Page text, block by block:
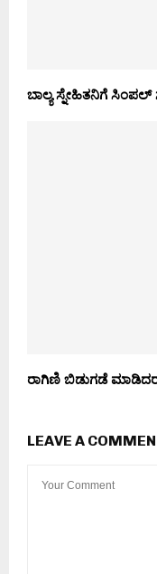
ಬಾಲ್ಯ ಸ್ನೇಹಿತನಿಗೆ ಸಿಂಪಲ್
ರಾಗಿಣಿ ಬಿಡುಗಡೆ
LEAVE A